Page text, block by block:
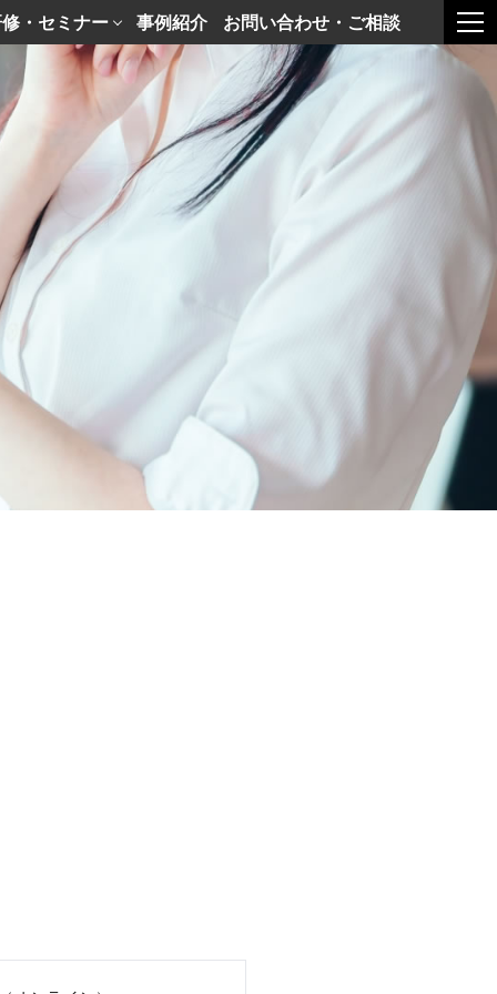
・セミナー 事例紹介 お問い合わせ・ご相談